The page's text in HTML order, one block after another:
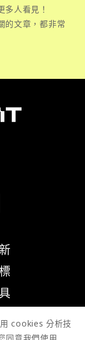
人看見！
的文章，都非常
cookies 分析技